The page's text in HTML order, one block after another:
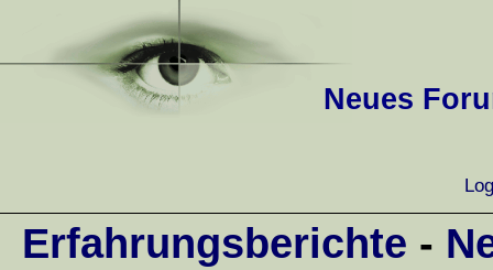
Neues
Erfahrungsberichte -